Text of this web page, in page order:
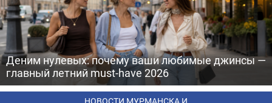
Деним нулевых: почему ваши любимые джинсы —
главный летний must-have 2026